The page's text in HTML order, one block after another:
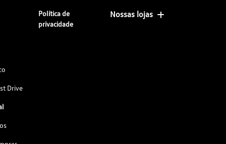
Drive
Política de
privacidade
Nossas lojas